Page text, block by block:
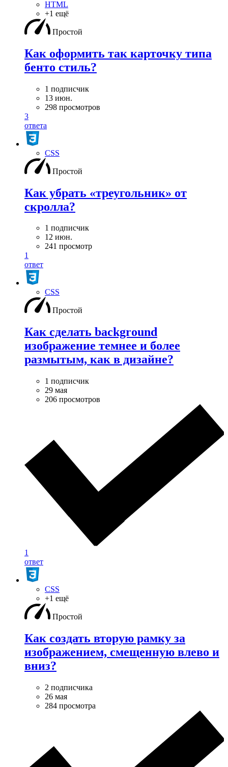
HTML
+1 ещё
Простой
Как оформить так карточку типа
бенто стиль?
1 подписчик
13 июн.
298 просмотров
3
ответа
CSS
Простой
Как убрать «треугольник» от
скролла?
1 подписчик
12 июн.
241 просмотр
1
ответ
CSS
Простой
Как сделать background
изображение темнее и более
размытым, как в дизайне?
1 подписчик
29 мая
206 просмотров
1
ответ
CSS
+1 ещё
Простой
Как создать вторую рамку за
изображением, смещенную влево и
вниз?
2 подписчика
26 мая
284 просмотра